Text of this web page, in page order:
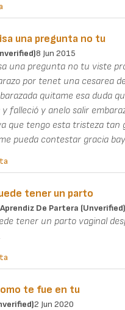
una pregunta no tu
8 Jun 2015
una pregunta no tu viste
por tenet una cesarea
quitame esa duda
y falleció y anelo salir
que tengo esta tristeza tan
pueda contestar gracia
tener un parto
De Partera (unverified)
tener un parto vaginal
te fue en tu
2 Jun 2020